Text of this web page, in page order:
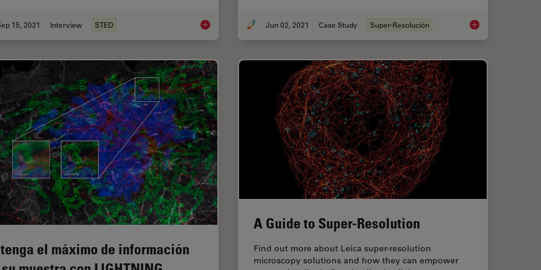
15, 2021 Interview STED Benefits of Combining STED and Lifetime
Jun 02, 2021 Case Study Super-Resolución Kinetochore
el máximo de información
A Guide to Super-Resolution
Find out more about Leica super-resolution
microscopy solutions and how they can empower